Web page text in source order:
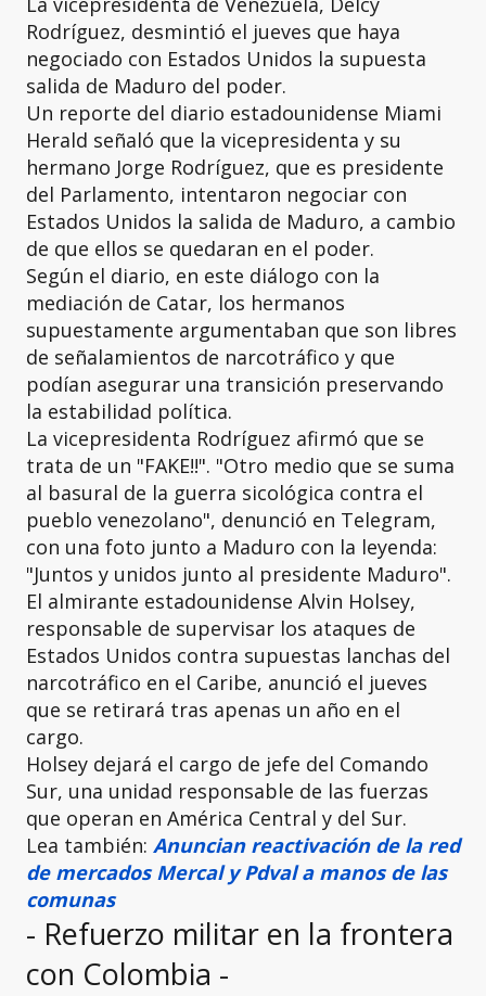
Rodríguez, desmintió el jueves que haya
negociado con Estados Unidos la supuesta
salida de Maduro del poder.
Un reporte del diario estadounidense Miami
Herald señaló que la vicepresidenta y su
hermano Jorge Rodríguez, que es presidente
del Parlamento, intentaron negociar con
Estados Unidos la salida de Maduro, a cambio
de que ellos se quedaran en el poder.
Según el diario, en este diálogo con la
mediación de Catar, los hermanos
supuestamente argumentaban que son libres
de señalamientos de narcotráfico y que
podían asegurar una transición preservando
la estabilidad política.
La vicepresidenta Rodríguez afirmó que se
trata de un "FAKE!!". "Otro medio que se suma
al basural de la guerra sicológica contra el
pueblo venezolano", denunció en Telegram,
con una foto junto a Maduro con la leyenda:
"Juntos y unidos junto al presidente Maduro".
El almirante estadounidense Alvin Holsey,
responsable de supervisar los ataques de
Estados Unidos contra supuestas lanchas del
narcotráfico en el Caribe, anunció el jueves
que se retirará tras apenas un año en el
cargo.
Holsey dejará el cargo de jefe del Comando
Sur, una unidad responsable de las fuerzas
que operan en América Central y del Sur.
Lea también: Anuncian reactivación de la red
de mercados Mercal y Pdval a manos de las
comunas
- Refuerzo militar en la frontera
con Colombia -